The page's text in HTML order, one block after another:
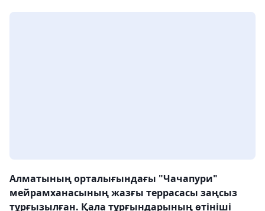
Алматының орталығындағы "Чачапури"
мейрамханасының жазғы террасасы заңсыз
тұрғызылған. Қала тұрғындарының өтініші